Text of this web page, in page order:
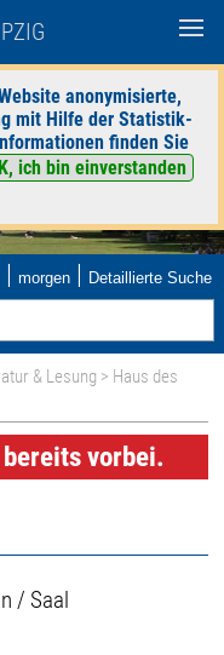
anonymisierte,
mit Hilfe der Statistik-
finden Sie
ich bin einverstanden
| morgen | Detaillierte Suche
& Lesung > Haus des
vorbei.
/ Saal